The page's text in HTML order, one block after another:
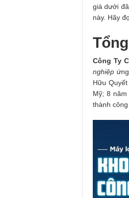
giá dưới
này. Hãy
Công Ty
nghiệp
Hữu
Mỹ; 8
thành